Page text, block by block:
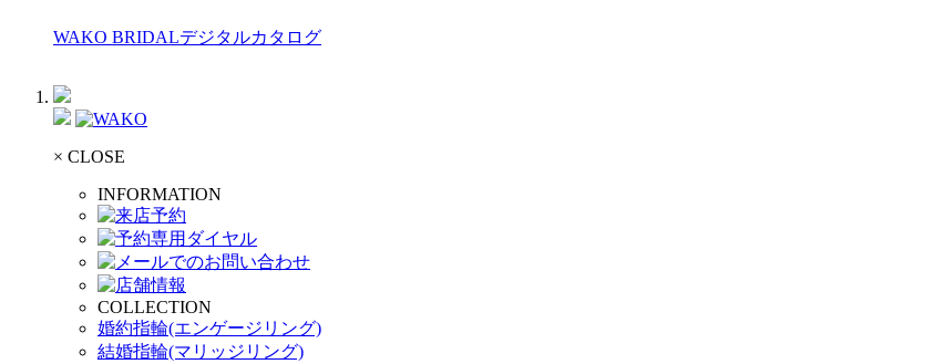
WAKO BRIDALデジタルカタログ
× CLOSE
INFORMATION
COLLECTION
婚約指輪(エンゲージリング)
結婚指輪(マリッジリング)